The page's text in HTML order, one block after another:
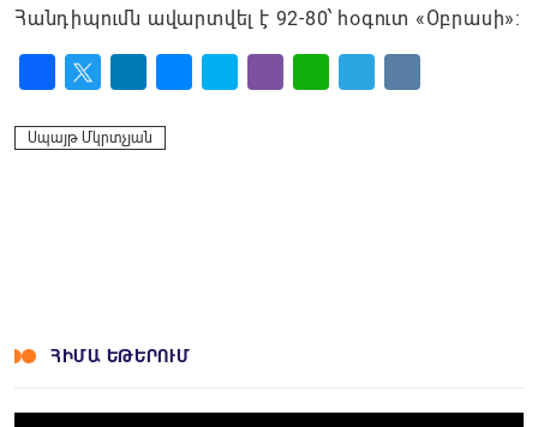
Հանդիպումն ավարտվել է 92-80՝ հօգուտ «Օբրասի»:
Սպայթ Մկրտչյան
ՀԻՄԱ ԵԹԵՐՈՒՄ